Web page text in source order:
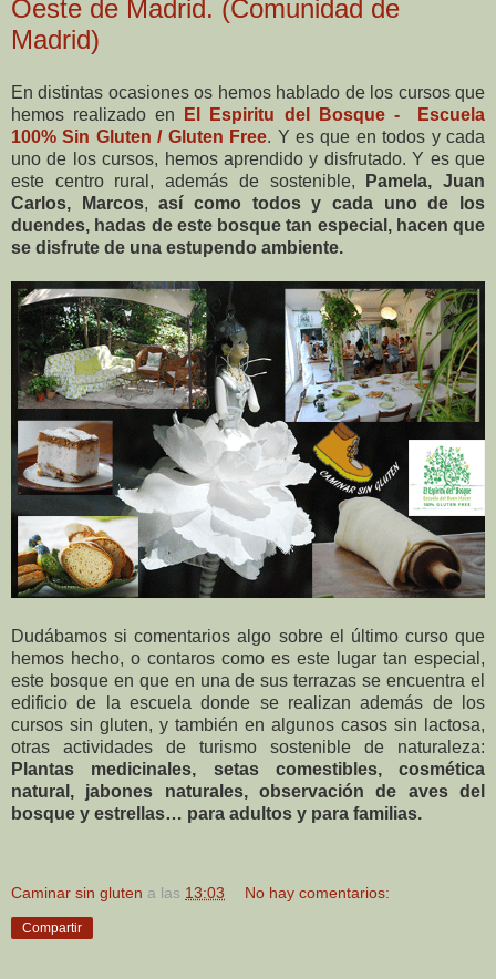
Oeste de Madrid. (Comunidad de
Madrid)
En distintas ocasiones os hemos hablado de los cursos que
hemos realizado en
El Espiritu del Bosque - Escuela
100% Sin Gluten / Gluten Free. Y es que en todos y cada
uno de los cursos, hemos aprendido y disfrutado. Y es que
este centro rural, además de sostenible,
Pamela, Juan
Carlos, Marcos,así como todos y cada uno de los
duendes, hadas de este bosque tan especial, hacen que
se disfrute de una estupendo ambiente.
Dudábamos si comentarios algo sobre el último curso que
hemos hecho, o contaros como es este lugar tan especial,
este bosque en que en una de sus terrazas se encuentra el
edificio de la escuela donde se realizan además de los
cursos sin gluten, y también en algunos casos sin lactosa,
otras actividades de turismo sostenible de naturaleza:
Plantas medicinales, setas comestibles, cosmética
natural, jabones naturales, observación de aves del
bosque y estrellas… para adultos y para familias.
Caminar sin gluten a las 13:03 No hay comentarios:
Compartir